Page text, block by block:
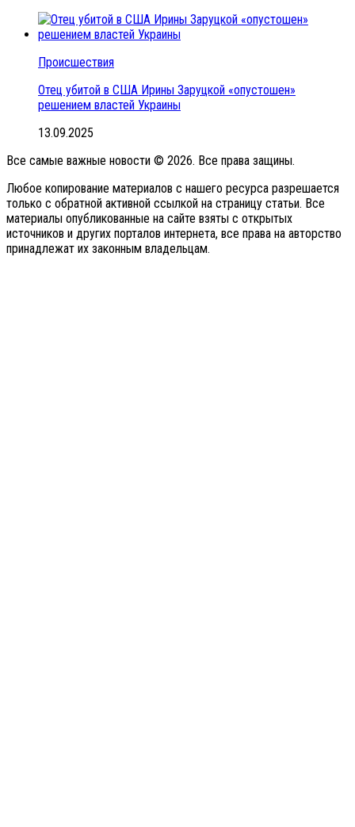
Происшествия
Отец убитой в США Ирины Заруцкой «опустошен»
решением властей Украины
13.09.2025
Все самые важные новости © 2026. Все права защины.
Любое копирование материалов с нашего ресурса разрешается
только с обратной активной ссылкой на страницу статьи. Все
материалы опубликованные на сайте взяты с открытых
источников и других порталов интернета, все права на авторство
принадлежат их законным владельцам.